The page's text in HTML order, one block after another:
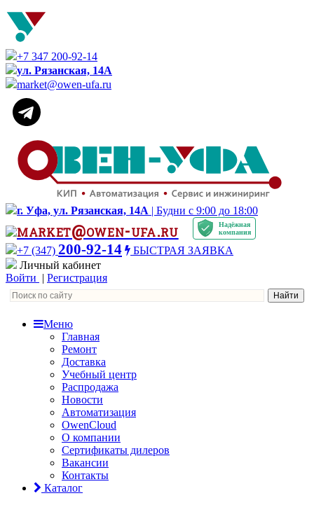
+7 347 200-92-14
ул. Рязанская, 14А
market@owen-ufa.ru
г. Уфа, ул. Рязанская, 14А | Будни с 9:00 до 18:00
market@owen-ufa.ru
Надёжная
компания
+7 (347) 200-92-14
БЫСТРАЯ ЗАЯВКА
Личный кабинет
Войти | Регистрация
Меню
Главная
Ремонт
Доставка
Учебный центр
Распродажа
Новости
Автоматизация
OwenCloud
О компании
Сертификаты дилеров
Вакансии
Контакты
Каталог